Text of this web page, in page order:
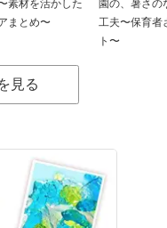
素材を活かした
まとめ〜
園の、暑さの
工夫〜保育者
ト〜
見る